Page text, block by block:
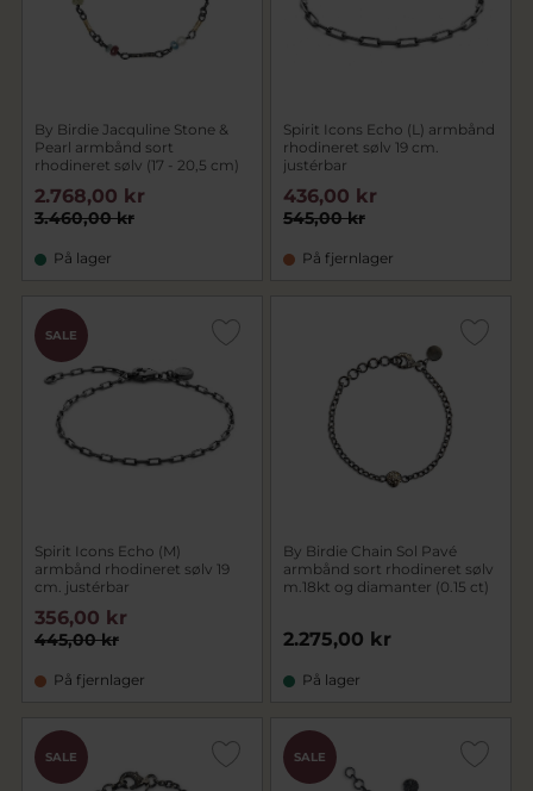
By Birdie Jacquline Stone &
Pearl armbånd sort
rhodineret sølv (17 - 20,5 cm)
3.460,00 kr
2.768,00 kr
På lager
Spirit Icons Echo (L) armbånd
rhodineret sølv 19 cm.
justérbar
545,00 kr
436,00 kr
På fjernlager
SALE
Spirit Icons Echo (M)
armbånd rhodineret sølv 19
cm. justérbar
445,00 kr
356,00 kr
På fjernlager
By Birdie Chain Sol Pavé
armbånd sort rhodineret sølv
m.18kt og diamanter (0.15 ct)
2.275,00 kr
På lager
SALE SALE